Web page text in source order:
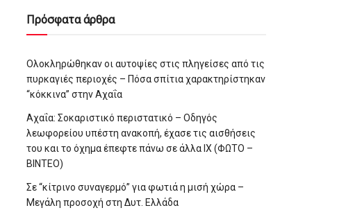
Πρόσφατα άρθρα
Ολοκληρώθηκαν οι αυτοψίες στις πληγείσες από τις
πυρκαγιές περιοχές – Πόσα σπίτια χαρακτηρίστηκαν
“κόκκινα” στην Αχαΐα
Αχαΐα: Σοκαριστικό περιστατικό – Οδηγός
λεωφορείου υπέστη ανακοπή, έχασε τις αισθήσεις
του και το όχημα έπεφτε πάνω σε άλλα ΙΧ (ΦΩΤΟ –
ΒΙΝΤΕΟ)
Σε “κίτρινο συναγερμό” για φωτιά η μισή χώρα –
Μεγάλη προσοχή στη Δυτ. Ελλάδα